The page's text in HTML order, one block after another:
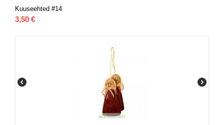
Kuuseehted #14
3,50 €